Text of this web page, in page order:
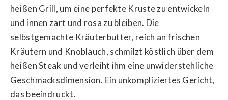
heißen Grill, um eine perfekte Kruste zu entwickeln
und innen zart und rosa zu bleiben. Die
selbstgemachte Kräuterbutter, reich an frischen
Kräutern und Knoblauch, schmilzt köstlich über dem
heißen Steak und verleiht ihm eine unwiderstehliche
Geschmacksdimension. Ein unkompliziertes Gericht,
das beeindruckt.